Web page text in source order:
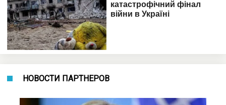
НОВОСТИ ПАРТНЕРОВ